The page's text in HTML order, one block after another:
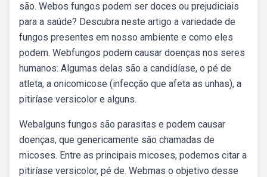
são. Webos fungos podem ser doces ou prejudiciais
para a saúde? Descubra neste artigo a variedade de
fungos presentes em nosso ambiente e como eles
podem. Webfungos podem causar doenças nos seres
humanos: Algumas delas são a candidíase, o pé de
atleta, a onicomicose (infecção que afeta as unhas), a
pitiríase versicolor e alguns.
Webalguns fungos são parasitas e podem causar
doenças, que genericamente são chamadas de
micoses. Entre as principais micoses, podemos citar a
pitiríase versicolor, pé de. Webmas o objetivo desse